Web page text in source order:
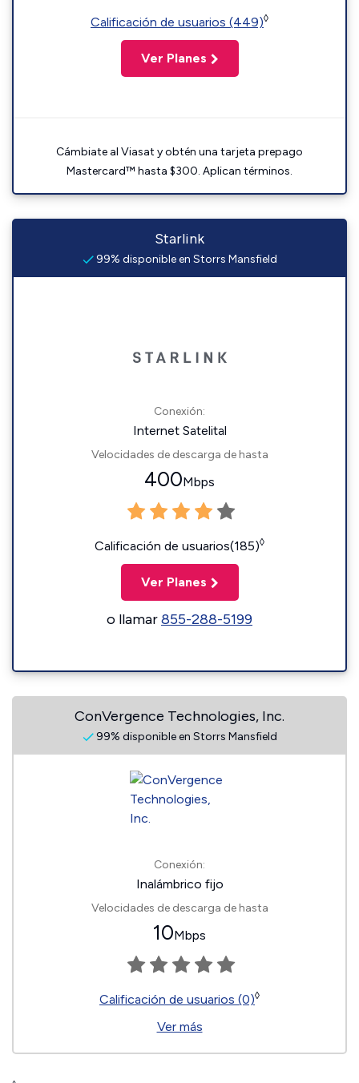
Calificación de usuarios (449)◊
Ver Planes
Cámbiate al Viasat y obtén una tarjeta prepago
Mastercard™ hasta $300. Aplican términos.
Starlink
99% disponible en Storrs Mansfield
Conexión:
Internet Satelital
Velocidades de descarga de hasta
400Mbps
Calificación de usuarios(185)◊
Ver Planes
o llamar855-288-5199
ConVergence Technologies, Inc.
99% disponible en Storrs Mansfield
Conexión:
Inalámbrico fijo
Velocidades de descarga de hasta
10Mbps
Calificación de usuarios (0)◊
Ver más